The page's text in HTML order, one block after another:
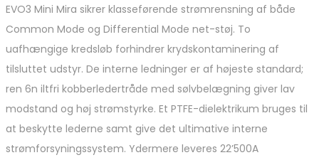
EVO3 Mini Mira sikrer klasseførende strømrensning af både
Common Mode og Differential Mode net-støj. To
uafhængige kredsløb forhindrer krydskontaminering af
tilsluttet udstyr. De interne ledninger er af højeste standard;
ren 6n iltfri kobberledertråde med sølvbelægning giver lav
modstand og høj strømstyrke. Et PTFE-dielektrikum bruges til
at beskytte lederne samt give det ultimative interne
strømforsyningssystem. Ydermere leveres 22’500A